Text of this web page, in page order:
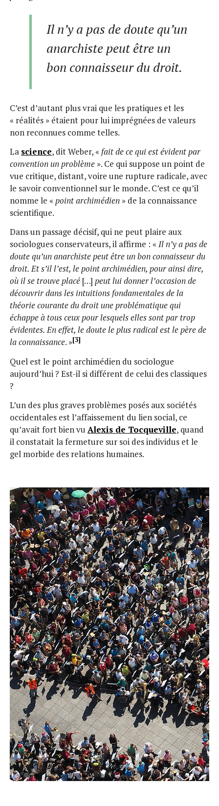
Il n’y a pas de doute qu’un
anarchiste peut être un
bon connaisseur du droit.
C’est d’autant plus vrai que les pratiques et les
« réalités » étaient pour lui imprégnées de valeurs
non reconnues comme telles.
La science, dit Weber, « fait de ce qui est évident par
convention un problème ». Ce qui suppose un point de
vue critique, distant, voire une rupture radicale, avec
le savoir conventionnel sur le monde. C’est ce qu’il
nomme le « point archimédien » de la connaissance
scientifique.
Dans un passage décisif, qui ne peut plaire aux
sociologues conservateurs, il affirme : « Il n’y a pas de
doute qu’un anarchiste peut être un bon connaisseur du
droit. Et s’il l’est, le point archimédien, pour ainsi dire,
où il se trouve placé […] peut lui donner l’occasion de
découvrir dans les intuitions fondamentales de la
théorie courante du droit une problématique qui
échappe à tous ceux pour lesquels elles sont par trop
évidentes. En effet, le doute le plus radical est le père de
la connaissance. »[3]
Quel est le point archimédien du sociologue
aujourd’hui ? Est-il si différent de celui des classiques
?
L’un des plus graves problèmes posés aux sociétés
occidentales est l’affaissement du lien social, ce
qu’avait fort bien vu Alexis de Tocqueville, quand
il constatait la fermeture sur soi des individus et le
gel morbide des relations humaines.